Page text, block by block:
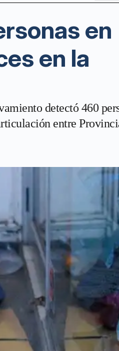
en
en la
detectó 460
entre